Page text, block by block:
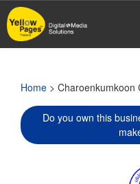
Skip
to
main
Home > Charoenkumkoon
Do you own this